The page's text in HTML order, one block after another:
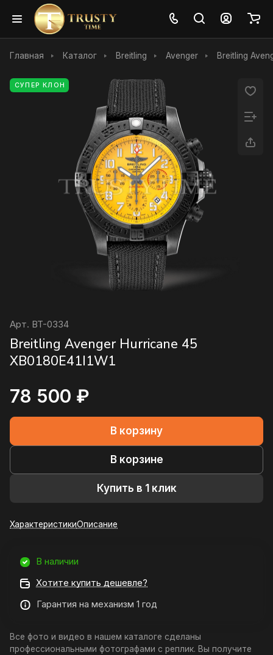
Главная Каталог Breitling Avenger Breitling
СУПЕР КЛОН
Арт. BT-0334
Breitling Avenger Hurricane 45
XB0180E41I1W1
78 500 ₽
В корзину
В корзине
Купить в 1 клик
ХарактеристикиОписание
В наличии
Хотите купить дешевле?
Гарантия на механизм 1 год
Все фото и видео в нашем каталоге сделаны
профессиональными фотографами с реплик. Вы получите